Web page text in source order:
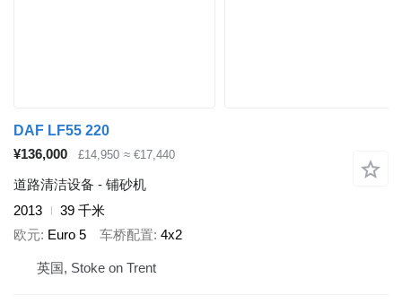
DAF LF55 220
¥136,000
£14,950 ≈ €17,440
道路清洁设备 - 铺砂机
2013
39 千米
欧元 Euro 5 车桥配置 4x2
英国, Stoke on Trent